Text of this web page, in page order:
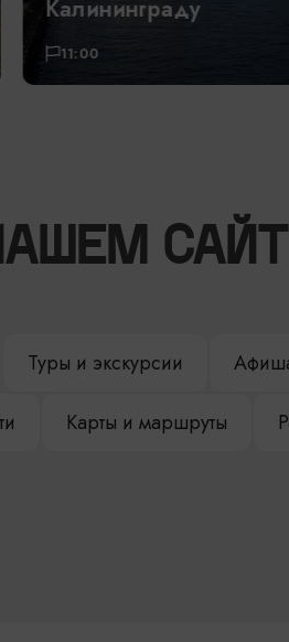
хомлинов»
17:00
Туры и экскурсии
Карты и маршруты